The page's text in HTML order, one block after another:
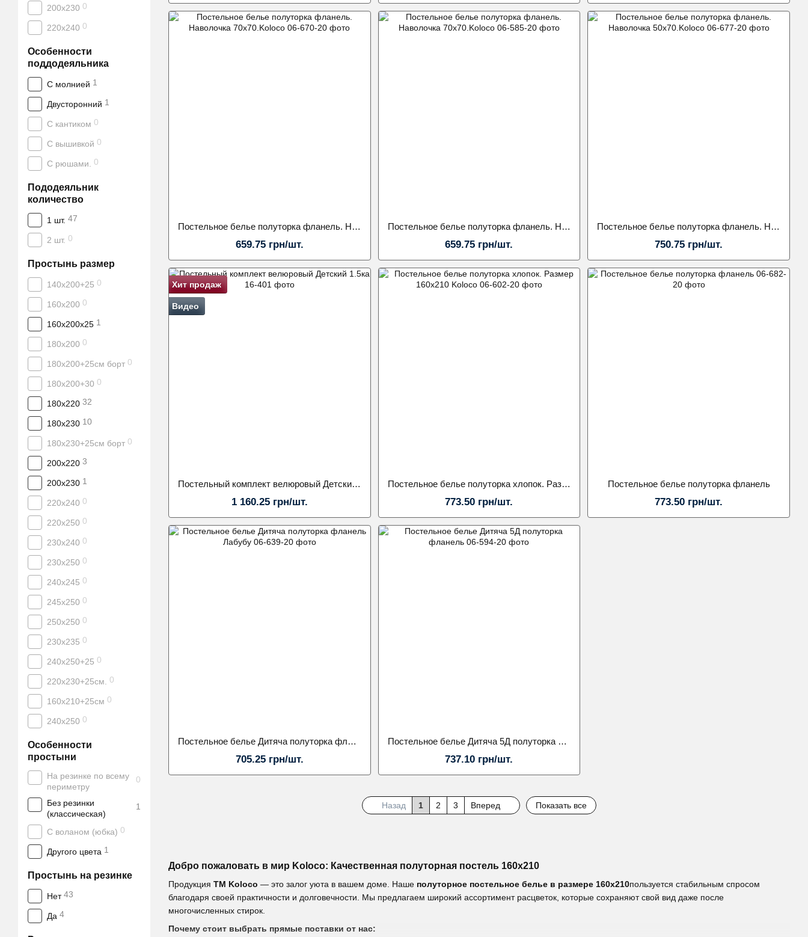
Добро пожаловать в мир Koloсo: Качественная полуторная постель 160х210
Продукция ТМ Koloco — это залог уюта в вашем доме. Наше полуторное постельное белье в размере 160х210пользуется стабильным спросом
благодаря своей практичности и долговечности. Мы предлагаем широкий ассортимент расцветок, которые сохраняют свой вид даже после
многочисленных стирок.
Почему стоит выбрать прямые поставки от нас:
Постельное белье полуторка фланель. Наволочка 70х70.Koloco
659.75 грн/шт.
Постельное белье полуторка фланель. Наволочка 70х70.Koloco
659.75 грн/шт.
Постельное белье полуторка фланель. Наволочка 50х70.Koloco
750.75 грн/шт.
Хит продаж
Видео
Постельный комплект велюровый Детский 1.5ка
1 160.25 грн/шт.
Постельное белье полуторка хлопок. Размер 160х210 Koloco
773.50 грн/шт.
Постельное белье полуторка фланель
773.50 грн/шт.
Постельное белье Дитяча полуторка фланель Лабубу
705.25 грн/шт.
Постельное белье Дитяча 5Д полуторка фланель
737.10 грн/шт.
Назад 1 2 3 Вперед Показать все
200х230 0
220х240 0
Особенности
поддодеяльника
С молнией 1
Двусторонний 1
С кантиком 0
С вышивкой 0
С рюшами. 0
Пододеяльник
количество
1 шт. 47
2 шт. 0
Простынь размер
140х200+25 0
160х200 0
160х200х25 1
180х200 0
180х200+25см борт 0
180х200+30 0
180x220 32
180х230 10
180х230+25см борт 0
200х220 3
200х230 1
220х240 0
220х250 0
230х240 0
230х250 0
240х245 0
245х250 0
250х250 0
230х235 0
240х250+25 0
220х230+25см. 0
160х210+25см 0
240х250 0
Особенности
простыни
На резинке по всему
периметру
0
Без резинки
(классическая)
1
С воланом (юбка) 0
Другого цвета 1
Простынь на резинке
Нет 43
Да 4